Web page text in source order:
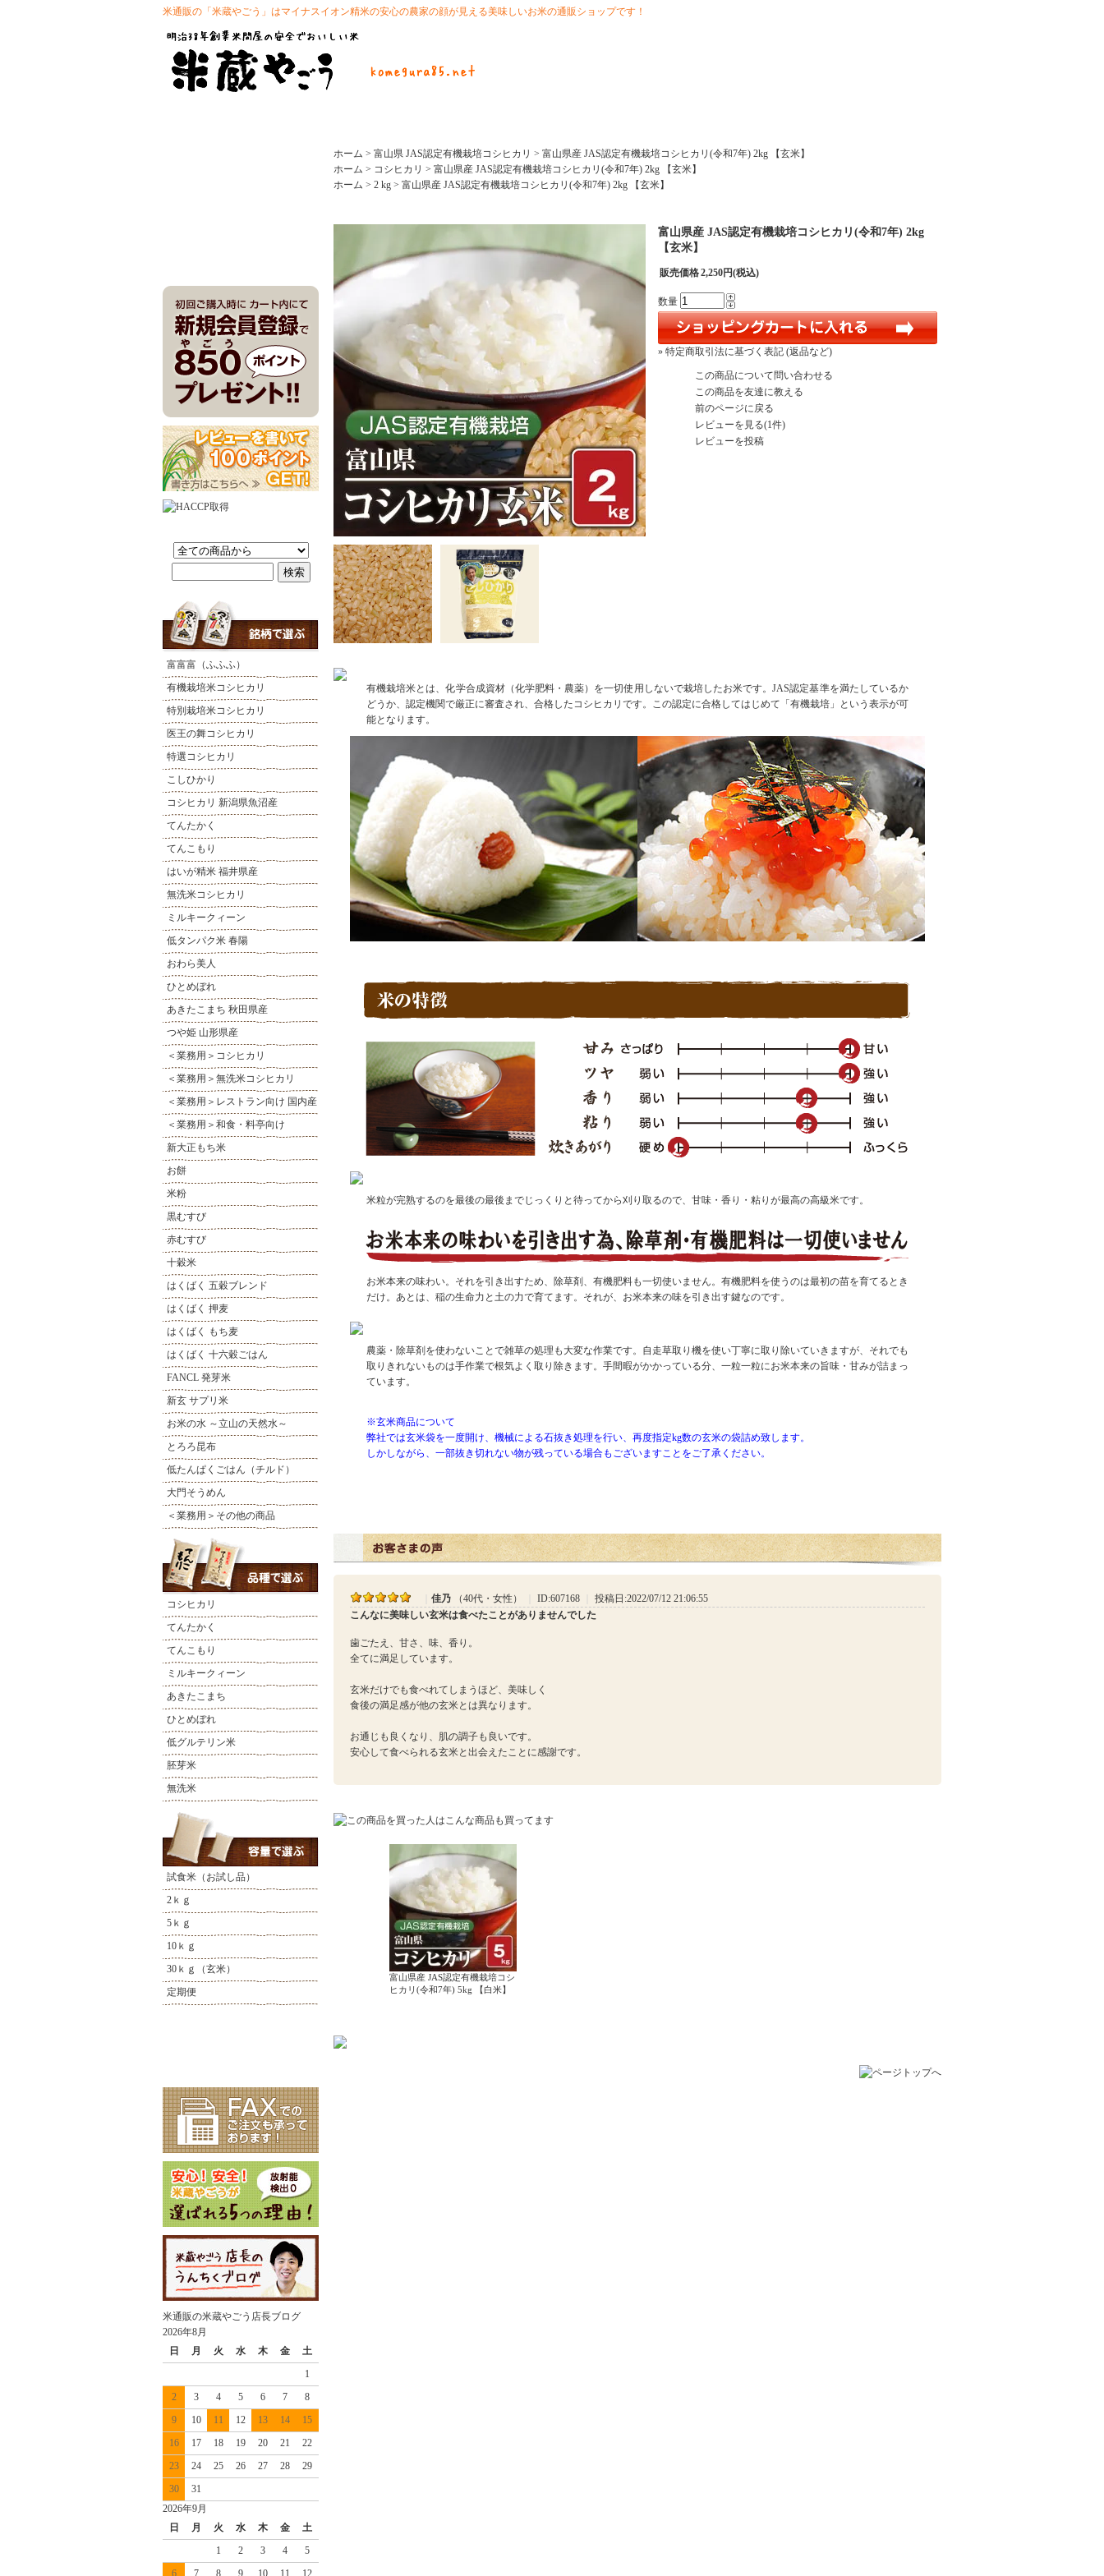
米通販の「米蔵やごう」はマイナスイオン精米の安心の農家の顔が見える美味しいお米の通販ショップです！
富富富（ふふふ）
有機栽培米コシヒカリ
特別栽培米コシヒカリ
医王の舞コシヒカリ
特選コシヒカリ
こしひかり
コシヒカリ 新潟県魚沼産
てんたかく
てんこもり
はいが精米 福井県産
無洗米コシヒカリ
ミルキークィーン
低タンパク米 春陽
おわら美人
ひとめぼれ
あきたこまち 秋田県産
つや姫 山形県産
＜業務用＞コシヒカリ
＜業務用＞無洗米コシヒカリ
＜業務用＞レストラン向け 国内産
＜業務用＞和食・料亭向け
新大正もち米
お餅
米粉
黒むすび
赤むすび
十穀米
はくばく 五穀ブレンド
はくばく 押麦
はくばく もち麦
はくばく 十六穀ごはん
FANCL 発芽米
新玄 サプリ米
お米の水 ～立山の天然水～
とろろ昆布
低たんぱくごはん（チルド）
大門そうめん
＜業務用＞その他の商品
コシヒカリ
てんたかく
てんこもり
ミルキークィーン
あきたこまち
ひとめぼれ
低グルテリン米
胚芽米
無洗米
試食米（お試し品）
2ｋｇ
5ｋｇ
10ｋｇ
30ｋｇ（玄米）
定期便
米通販の米蔵やごう店長ブログ
2026年8月
日
月 火 水 木 金
土
1
2
3 4 5 6 7
8
9
10 11 12 13 14
15
16
17 18 19 20 21
22
23
24 25 26 27 28
29
30
31
2026年9月
日
月 火 水 木 金
土
1
2 3 4
5
6
7 8 9 10 11 12
ホーム > 富山県 JAS認定有機栽培コシヒカリ > 富山県産 JAS認定有機栽培コシヒカリ(令和7年) 2kg 【玄米】
ホーム > コシヒカリ > 富山県産 JAS認定有機栽培コシヒカリ(令和7年) 2kg 【玄米】
ホーム > 2 kg > 富山県産 JAS認定有機栽培コシヒカリ(令和7年) 2kg 【玄米】
富山県産 JAS認定有機栽培コシヒカリ(令和7年) 2kg
【玄米】
販売価格2,250円(税込)
数量
» 特定商取引法に基づく表記 (返品など)
この商品について問い合わせる
この商品を友達に教える
前のページに戻る
レビューを見る(1件)
レビューを投稿
有機栽培米とは、化学合成資材（化学肥料・農薬）を一切使用しないで栽培したお米です。JAS認定基準を満たしているか
どうか、認定機関で厳正に審査され、合格したコシヒカリです。この認定に合格してはじめて「有機栽培」という表示が可
能となります。
米粒が完熟するのを最後の最後までじっくりと待ってから刈り取るので、甘味・香り・粘りが最高の高級米です。
お米本来の味わい。それを引き出すため、除草剤、有機肥料も一切使いません。有機肥料を使うのは最初の苗を育てるとき
だけ。あとは、稲の生命力と土の力で育てます。それが、お米本来の味を引き出す鍵なのです。
農薬・除草剤を使わないことで雑草の処理も大変な作業です。自走草取り機を使い丁寧に取り除いていきますが、それでも
取りきれないものは手作業で根気よく取り除きます。手間暇がかかっている分、一粒一粒にお米本来の旨味・甘みが詰まっ
ています。
※玄米商品について
弊社では玄米袋を一度開け、機械による石抜き処理を行い、再度指定kg数の玄米の袋詰め致します。
しかしながら、一部抜き切れない物が残っている場合もございますことをご了承ください。
佳乃 （40代・女性） ID:607168
投稿日:2022/07/12 21:06:55
こんなに美味しい玄米は食べたことがありませんでした
歯ごたえ、甘さ、味、香り。
全てに満足しています。
玄米だけでも食べれてしまうほど、美味しく
食後の満足感が他の玄米とは異なります。
お通じも良くなり、肌の調子も良いです。
安心して食べられる玄米と出会えたことに感謝です。
富山県産 JAS認定有機栽培コシ
ヒカリ(令和7年) 5kg 【白米】